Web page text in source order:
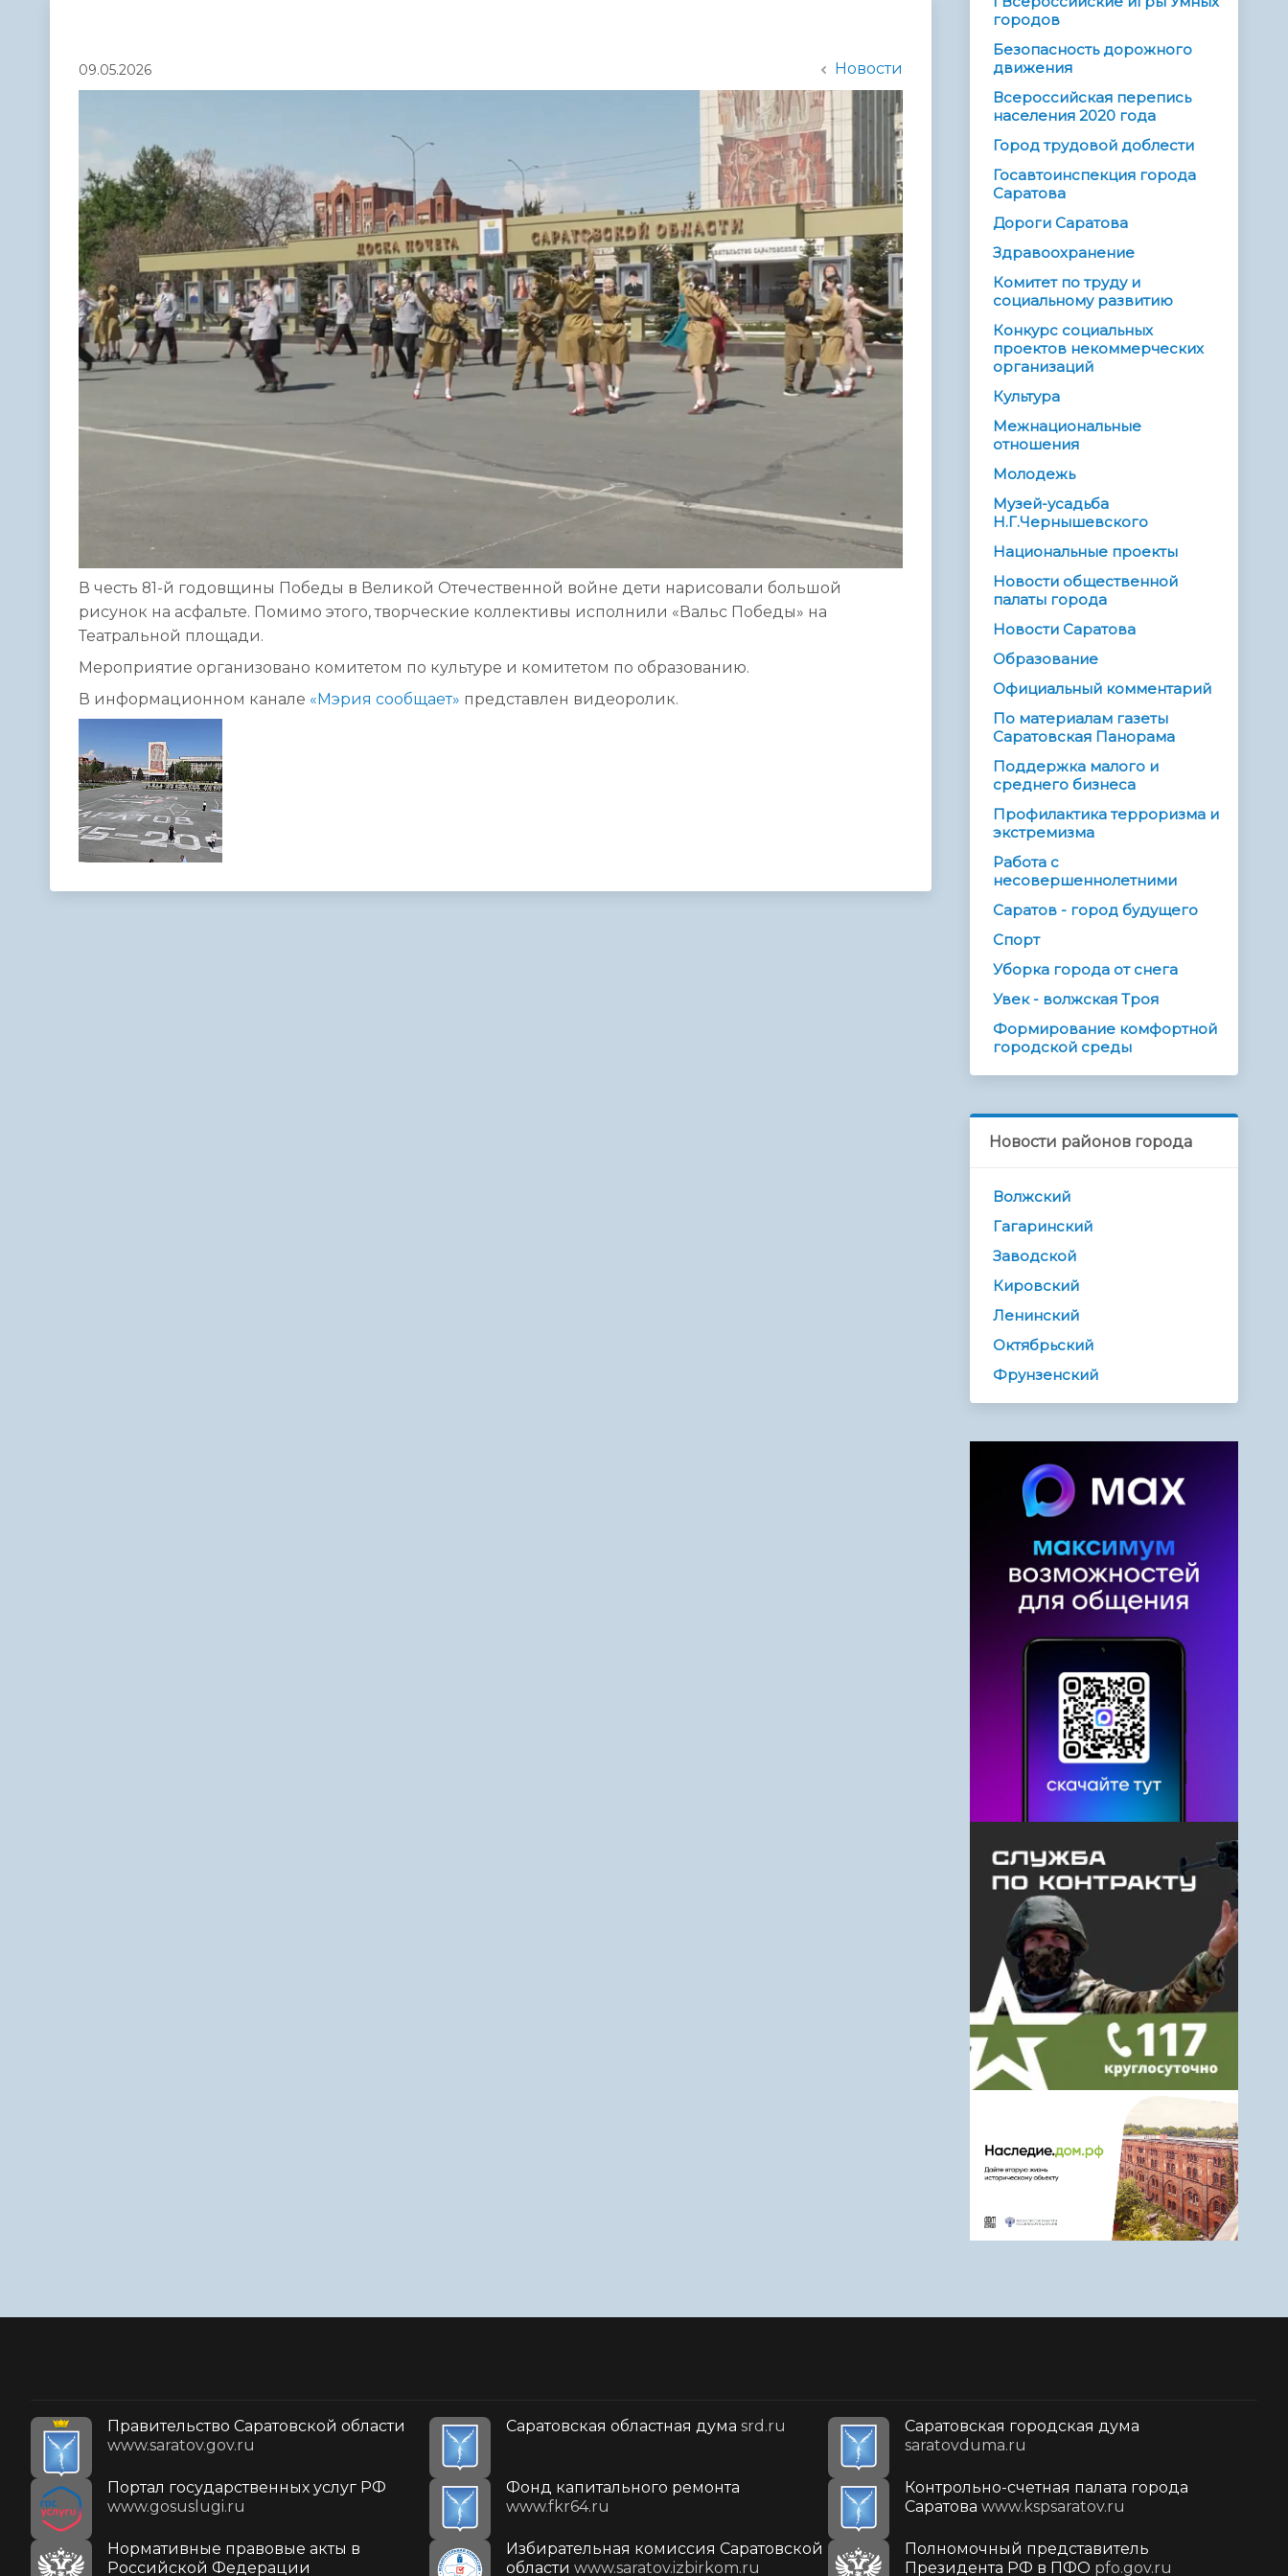
09.05.2026 Новости
В честь 81-й годовщины Победы в Великой Отечественной войне дети нарисовали большой
рисунок на асфальте. Помимо этого, творческие коллективы исполнили «Вальс Победы» на
Театральной площади.
Мероприятие организовано комитетом по культуре и комитетом по образованию.
В информационном канале «Мэрия сообщает» представлен видеоролик.
городов
Безопасность дорожного
движения
Всероссийская перепись
населения 2020 года
Город трудовой доблести
Госавтоинспекция города
Саратова
Дороги Саратова
Здравоохранение
Комитет по труду и
социальному развитию
Конкурс социальных
проектов некоммерческих
организаций
Культура
Межнациональные
отношения
Молодежь
Музей-усадьба
Н.Г.Чернышевского
Национальные проекты
Новости общественной
палаты города
Новости Саратова
Образование
Официальный комментарий
По материалам газеты
Саратовская Панорама
Поддержка малого и
среднего бизнеса
Профилактика терроризма и
экстремизма
Работа с
несовершеннолетними
Саратов - город будущего
Спорт
Уборка города от снега
Увек - волжская Троя
Формирование комфортной
городской среды
Новости районов города
Волжский
Гагаринский
Заводской
Кировский
Ленинский
Октябрьский
Фрунзенский
Правительство Саратовской области
www.saratov.gov.ru
Саратовская областная дума srd.ru
Саратовская городская дума
saratovduma.ru
Портал государственных услуг РФ
www.gosuslugi.ru
Фонд капитального ремонта
www.fkr64.ru
Контрольно-счетная палата города
Саратова www.kspsaratov.ru
Нормативные правовые акты в
Российской Федерации
Избирательная комиссия Саратовской
области www.saratov.izbirkom.ru
Полномочный представитель
Президента РФ в ПФО pfo.gov.ru